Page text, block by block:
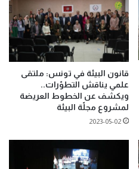
قانون البيئة في تونس: ملتقى
علمي يناقش التطوّرات..
ويكشف عن الخطوط العريضة
لمشروع مجلّة البيئة
2023-05-02